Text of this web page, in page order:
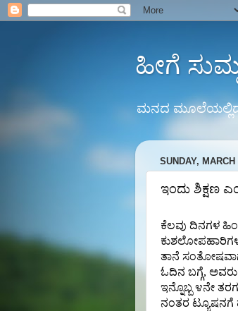
ಹೀಗೆ
ಮನದ
SUNDAY, MARCH
ಇಂದು ಶಿಕ್ಷಣ
ಕೆಲವು ದಿನಗಳ
ತಾನೆ
ಓದಿನ ಬಗ್ಗೆ, ಅವರು
ಇನ್ನೊಬ್ಬ ೪ನೇ
ನಂತರ ಟ್ಯೂಷನಗೆ